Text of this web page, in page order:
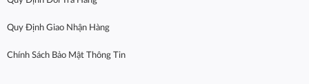
Quy Định Giao Nhận Hàng
Chính Sách Bảo Mật Thông Tin